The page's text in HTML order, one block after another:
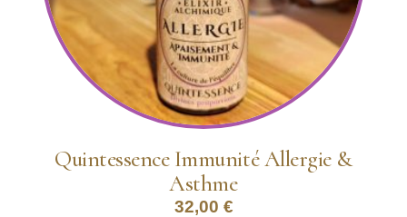
Quintessence Immunité Allergie &
Asthme
32,00 €